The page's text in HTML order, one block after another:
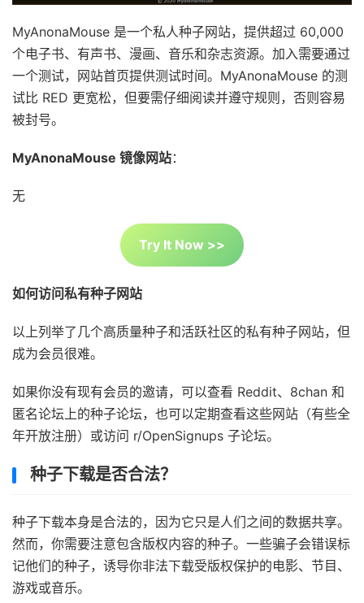
MyAnonaMouse 是一个私人种子网站，提供超过 60,000
个电子书、有声书、漫画、音乐和杂志资源。加入需要通过
一个测试，网站首页提供测试时间。MyAnonaMouse 的测
试比 RED 更宽松，但要需仔细阅读并遵守规则，否则容易
被封号。
MyAnonaMouse 镜像网站：
无
Try It Now >>
如何访问私有种子网站
以上列举了几个高质量种子和活跃社区的私有种子网站，但
成为会员很难。
如果你没有现有会员的邀请，可以查看 Reddit、8chan 和
匿名论坛上的种子论坛，也可以定期查看这些网站（有些全
年开放注册）或访问 r/OpenSignups 子论坛。
种子下载是否合法？
种子下载本身是合法的，因为它只是人们之间的数据共享。
然而，你需要注意包含版权内容的种子。一些骗子会错误标
记他们的种子，诱导你非法下载受版权保护的电影、节目、
游戏或音乐。